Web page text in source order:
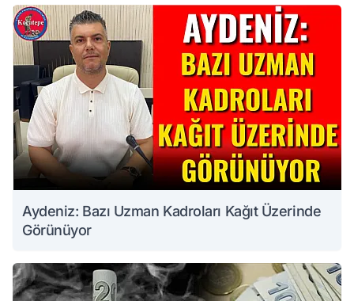
Aydeniz: Bazı Uzman Kadroları Kağıt Üzerinde
Görünüyor